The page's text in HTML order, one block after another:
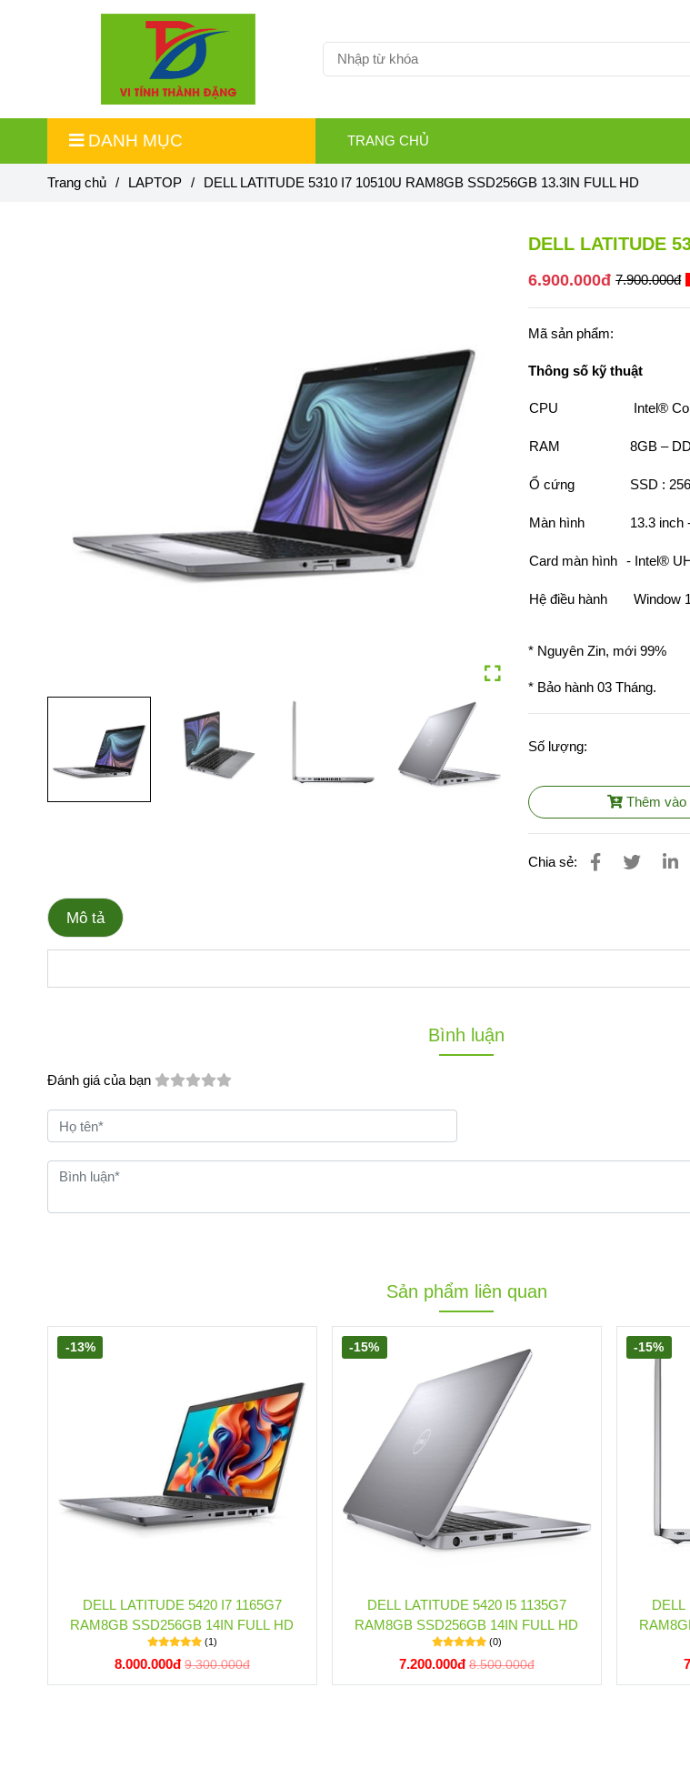
DANH MỤC TRANG CHỦ
Trang chủ / LAPTOP / DELL LATITUDE 5310 I7 10510U RAM8GB SSD256GB 13.3IN FULL HD
DELL LATITUDE
6.900.000đ 7.900.000đ
Mã sản phẩm:
Thông số kỹ thuật
CPU Intel®
RAM 8GB –
Ổ cứng SSD :
Màn hình 13.3 inch
Card màn hình - Intel®
Hệ điều hành Window
* Nguyên Zin, mới 99%
* Bảo hành 03 Tháng.
Số lượng:
Thêm vào
Chia sẻ:
Mô tả
Bình luận
Đánh giá của bạn
Sản phẩm liên quan
DELL LATITUDE 5420 I7 1165G7
RAM8GB SSD256GB 14IN FULL HD
(1)
8.000.000đ 9.300.000đ
-13%
DELL LATITUDE 5420 I5 1135G7
RAM8GB SSD256GB 14IN FULL HD
(0)
7.200.000đ 8.500.000đ
-15%
DELL
-15%